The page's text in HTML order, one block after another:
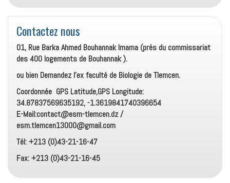
Contactez nous
01, Rue Barka Ahmed Bouhannak Imama (prés du commissariat
des 400 logements de Bouhannak ).
ou bien Demandez l’ex faculté de Biologie de Tlemcen.
Coordonnée GPS Latitude,GPS Longitude:
34.87837569635192, -1.3619841740396654
E-Mail:contact@esm-tlemcen.dz /
esm.tlemcen13000@gmail.com
Tél: +213 (0)43-21-16-47
Fax: +213 (0)43-21-16-45